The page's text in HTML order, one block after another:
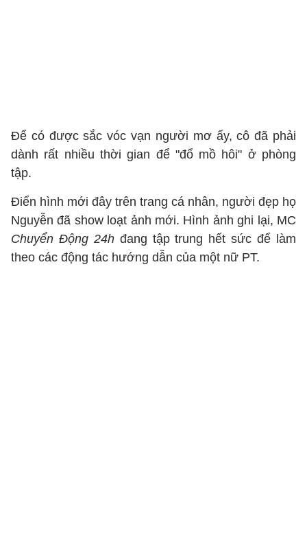
Để có được sắc vóc vạn người mơ ấy, cô đã phải
dành rất nhiều thời gian để "đổ mồ hôi" ở phòng
tập.
Điển hình mới đây trên trang cá nhân, người đẹp họ
Nguyễn đã show loạt ảnh mới. Hình ảnh ghi lại, MC
Chuyển Động 24hđang tập trung hết sức để làm
theo các động tác hướng dẫn của một nữ PT.